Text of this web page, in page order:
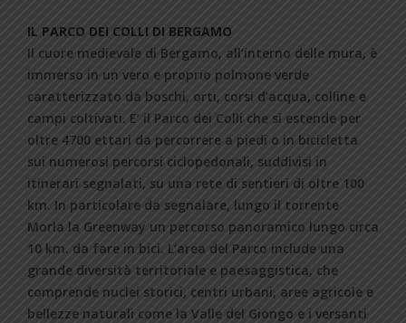
IL PARCO DEI COLLI DI BERGAMO
Il cuore medievale di Bergamo, all’interno delle mura, è
immerso in un vero e proprio polmone verde
caratterizzato da boschi, orti, corsi d’acqua, colline e
campi coltivati. E’ il Parco dei Colli che si estende per
oltre 4700 ettari da percorrere a piedi o in bicicletta
sui numerosi percorsi ciclopedonali, suddivisi in
itinerari segnalati, su una rete di sentieri di oltre 100
km. In particolare da segnalare, lungo il torrente
Morla la Greenway un percorso panoramico lungo circa
10 km. da fare in bici. L’area del Parco include una
grande diversità territoriale e paesaggistica, che
comprende nuclei storici, centri urbani, aree agricole e
bellezze naturali come la Valle del Giongo e i versanti